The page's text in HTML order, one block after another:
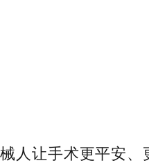
让手术更平安、